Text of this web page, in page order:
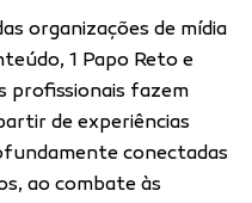
organizações de mídia
1 Papo Reto e
profissionais fazem
de experiências
conectadas
ao combate às